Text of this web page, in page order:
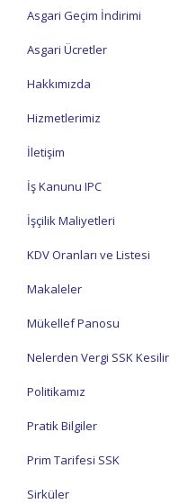
Asgari Geçim İndirimi
Asgari Ücretler
Hakkımızda
Hizmetlerimiz
İletişim
İş Kanunu IPC
İşçilik Maliyetleri
KDV Oranları ve Listesi
Makaleler
Mükellef Panosu
Nelerden Vergi SSK Kesilir
Politikamız
Pratik Bilgiler
Prim Tarifesi SSK
Sirküler